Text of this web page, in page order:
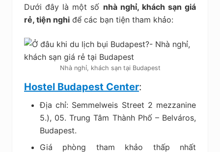
Dưới đây là một số nhà nghỉ, khách sạn giá
rẻ, tiện nghi để các bạn tiện tham khảo:
Nhà nghỉ, khách sạn tại Budapest
Hostel Budapest Center:
Địa chỉ: Semmelweis Street 2 mezzanine
5.), 05. Trung Tâm Thành Phố – Belváros,
Budapest.
Giá phòng tham khảo thấp nhất